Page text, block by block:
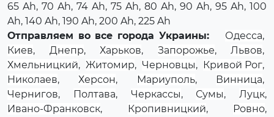
65 Ah, 70 Ah, 74 Ah, 75 Ah, 80 Ah, 90 Ah, 95 Ah, 100
Ah, 140 Ah, 190 Ah, 200 Ah, 225 Ah
Отправляем во все города Украины:
Одесса,
Киев, Днепр, Харьков, Запорожье, Львов,
Хмельницкий, Житомир, Черновцы, Кривой Рог,
Николаев,Херсон, Мариуполь, Винница,
Чернигов, Полтава, Черкассы, Сумы, Луцк,
Ивано-Франковск, Кропивницкий, Ровно,